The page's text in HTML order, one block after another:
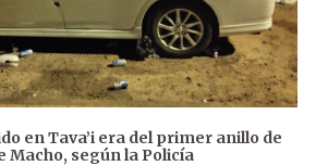
en Tava’i era del primer anillo de
Macho, según la Policía